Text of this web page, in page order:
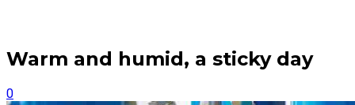
Warm and humid, a sticky day
0